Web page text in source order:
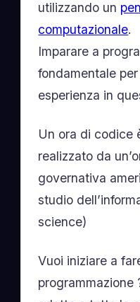
utilizzando un
computazionale.
Imparare a
fondamentale
esperienza in
Un ora di codice
realizzato da
governativa
studio
science)
Vuoi iniziare a
programmazione